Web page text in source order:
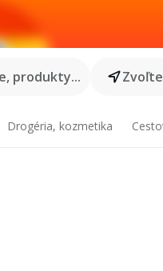
produkty...
Drogéria, kozmetika